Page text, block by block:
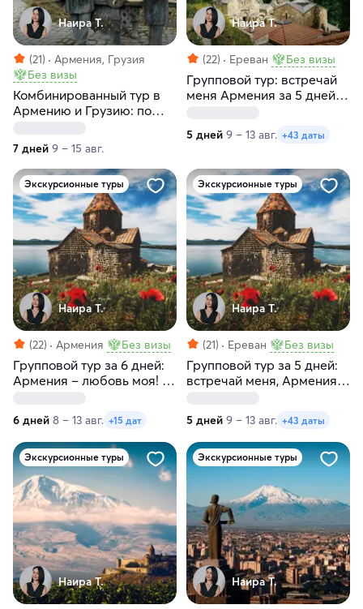
Наира Т.
(21)
Армения, Грузия
Без визы
Комбинированный тур в
Армению и Грузию: по
7 дней
7 дней 9 – 15 авг.
Наира Т.
(22) Ереван Без визы
Групповой тур: встречай
меня Армения за 5 дней с
воскресеньям и
понедельникам
5 дней 9 – 13 авг. +43 даты
Экскурсионные туры
Наира Т.
(22) Армения Без визы
Групповой тур за 6 дней:
Армения – любовь моя! С
6 дней 8 – 13 авг. +15 дат
Экскурсионные туры
Наира Т.
(21) Ереван Без визы
Групповой тур за 5 дней:
встречай меня, Армения.
заездами по
воскресеньям и
понедельникам
5 дней 9 – 13 авг. +43 даты
Экскурсионные туры
Наира Т.
Экскурсионные туры
Наира Т.